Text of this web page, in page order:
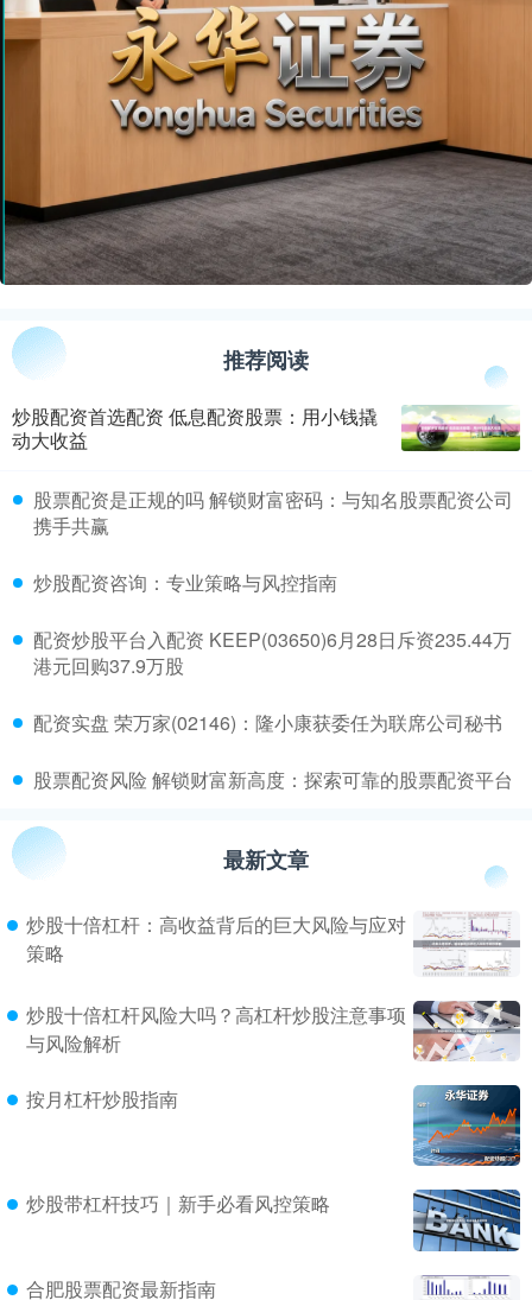
推荐阅读
炒股配资首选配资 低息配资股票：用小钱撬
动大收益
​股票配资是正规的吗 解锁财富密码：与知名股票配资公司
携手共赢
​炒股配资咨询：专业策略与风控指南
​配资炒股平台入配资 KEEP(03650)6月28日斥资235.44万
港元回购37.9万股
​配资实盘 荣万家(02146)：隆小康获委任为联席公司秘书
​股票配资风险 解锁财富新高度：探索可靠的股票配资平台
最新文章
炒股十倍杠杆：高收益背后的巨大风险与应对
策略
炒股十倍杠杆风险大吗？高杠杆炒股注意事项
与风险解析
按月杠杆炒股指南
炒股带杠杆技巧｜新手必看风控策略
合肥股票配资最新指南